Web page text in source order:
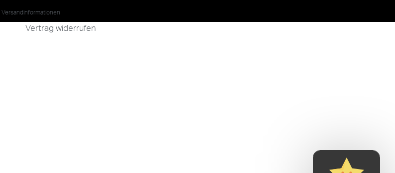
Versandinformationen
Vertrag widerrufen